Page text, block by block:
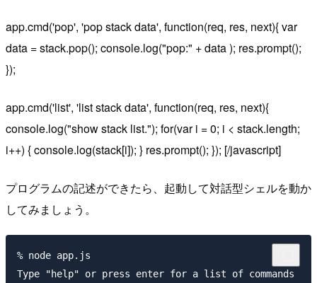
app.cmd('pop', 'pop stack data', function(req, res, next){ var
data = stack.pop(); console.log("pop:" + data ); res.prompt();
});
app.cmd('list', 'list stack data', function(req, res, next){
console.log("show stack list."); for(var i = 0; i < stack.length;
i++) { console.log(stack[i]); } res.prompt(); }); [/javascript]
プログラムの記述ができたら、起動して対話型シェルを動か
してみましょう。
% node app.js
Type "help" or press enter for a list of commands